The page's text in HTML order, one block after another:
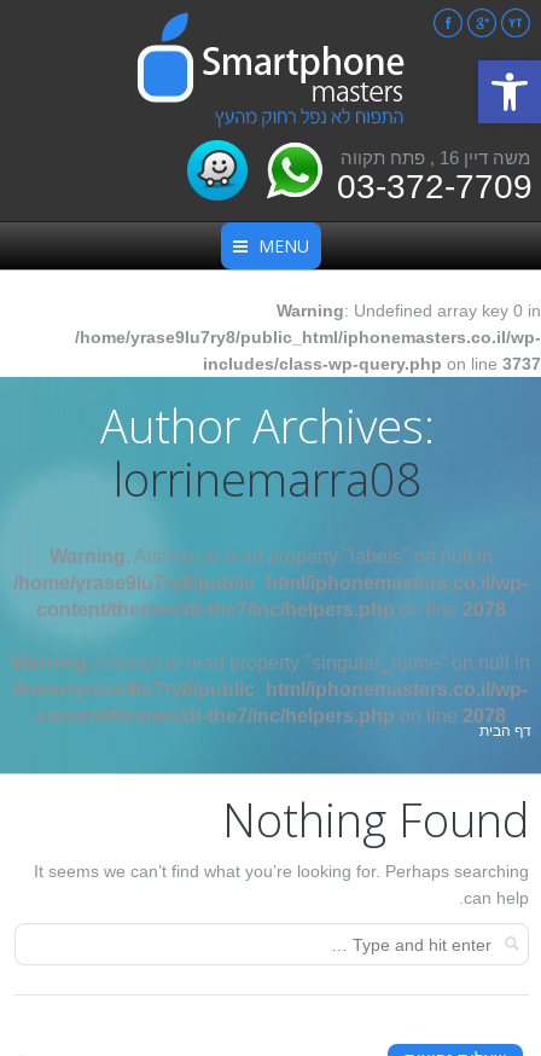
פתח סרגל נגישות
משה דיין 16 , פתח תקווה
03-372-7709
FacebookGoogle+
YouTube
MENU
Warning: Undefined array key 0 in
/home/yrase9lu7ry8/public_html/iphonemasters.co.il/wp-
includes/class-wp-query.php on line 3737
Author Archives:
lorrinemarra08
Warning: Attempt to read property "labels" on null in
/home/yrase9lu7ry8/public_html/iphonemasters.co.il/wp-
content/themes/dt-the7/inc/helpers.php on line 2078
Warning: Attempt to read property "singular_name" on null in
/home/yrase9lu7ry8/public_html/iphonemasters.co.il/wp-
content/themes/dt-the7/inc/helpers.php on line 2078
אתה כאן:
דף הבית
Nothing Found
It seems we can’t find what you’re looking for. Perhaps searching
can help.